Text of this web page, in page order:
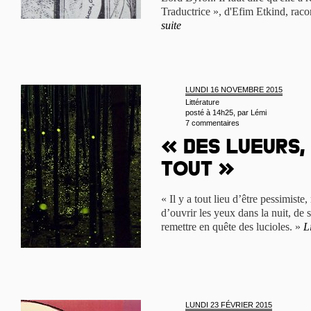
Traductrice », d'Efim Etkind,
suite
LUNDI 16 NOVEMBRE 2015
Littérature
posté à 14h25, par Lémi
7 commentaires
« Des
tout »
« Il y a tout lieu d’être
d’ouvrir les yeux dans la nuit, de
remettre en quête des lucioles. »
LUNDI 23 FÉVRIER 2015